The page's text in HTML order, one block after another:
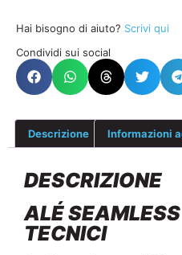
Hai bisogno di aiuto? Scrivi qui
Condividi sui social
Descrizione Informazioni
DESCRIZIONE
ALÉ
TECNICI